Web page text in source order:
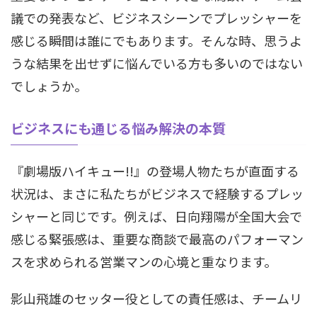
議での発表など、ビジネスシーンでプレッシャーを
感じる瞬間は誰にでもあります。そんな時、思うよ
うな結果を出せずに悩んでいる方も多いのではない
でしょうか。
ビジネスにも通じる悩み解決の本質
『劇場版ハイキュー!!』の登場人物たちが直面する
状況は、まさに私たちがビジネスで経験するプレッ
シャーと同じです。例えば、日向翔陽が全国大会で
感じる緊張感は、重要な商談で最高のパフォーマン
スを求められる営業マンの心境と重なります。
影山飛雄のセッター役としての責任感は、チームリ